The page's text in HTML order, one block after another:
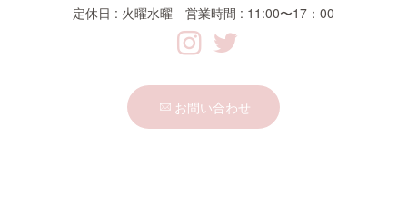
定休日 : 火曜水曜 営業時間 : 11:00〜17：00
お問い合わせ